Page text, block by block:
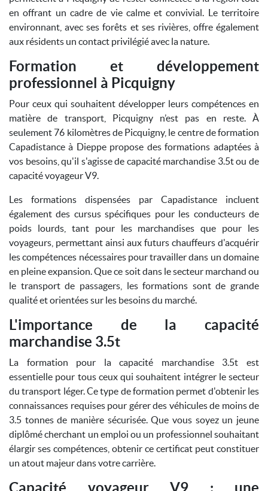
en offrant un cadre de vie calme et convivial. Le territoire
environnant, avec ses forêts et ses rivières, offre également
aux résidents un contact privilégié avec la nature.
Formation et développement
professionnel à Picquigny
Pour ceux qui souhaitent développer leurs compétences en
matière de transport, Picquigny n’est pas en reste. À
seulement 76 kilomètres de Picquigny, le centre de formation
Capadistance à Dieppe propose des formations adaptées à
vos besoins, qu'il s'agisse de capacité marchandise 3.5t ou de
capacité voyageur V9.
Les formations dispensées par Capadistance incluent
également des cursus spécifiques pour les conducteurs de
poids lourds, tant pour les marchandises que pour les
voyageurs, permettant ainsi aux futurs chauffeurs d'acquérir
les compétences nécessaires pour travailler dans un domaine
en pleine expansion. Que ce soit dans le secteur marchand ou
le transport de passagers, les formations sont de grande
qualité et orientées sur les besoins du marché.
L'importance de la capacité
marchandise 3.5t
La formation pour la capacité marchandise 3.5t est
essentielle pour tous ceux qui souhaitent intégrer le secteur
du transport léger. Ce type de formation permet d'obtenir les
connaissances requises pour gérer des véhicules de moins de
3.5 tonnes de manière sécurisée. Que vous soyez un jeune
diplômé cherchant un emploi ou un professionnel souhaitant
élargir ses compétences, obtenir ce certificat peut constituer
un atout majeur dans votre carrière.
Capacité voyageur V9 : une